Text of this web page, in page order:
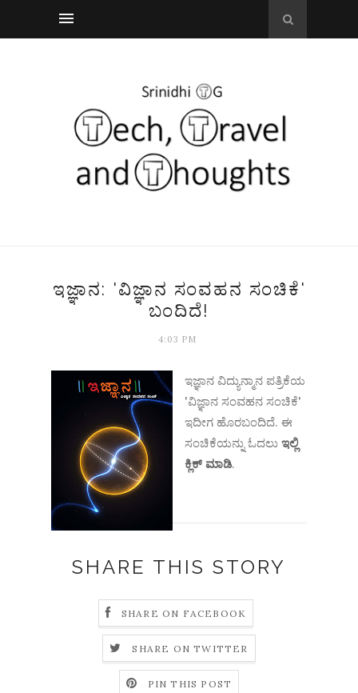
ಇಜ್ಞಾನ: 'ವಿಜ್ಞಾನ ಸಂವಹನ ಸಂಚಿಕೆ'
ಬಂದಿದೆ!
4:03 PM
ಇಜ್ಞಾನ ವಿದ್ಯುನ್ಮಾನ ಪತ್ರಿಕೆಯ
'ವಿಜ್ಞಾನ ಸಂವಹನ ಸಂಚಿಕೆ'
ಇದೀಗ ಹೊರಬಂದಿದೆ. ಈ
ಸಂಚಿಕೆಯನ್ನು ಓದಲು ಇಲ್ಲಿ
ಕ್ಲಿಕ್ ಮಾಡಿ.
SHARE THIS STORY
SHARE ON FACEBOOK
SHARE ON TWITTER
PIN THIS POST